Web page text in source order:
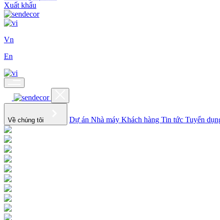
Xuất khẩu
Vn
En
Về chúng tôi Dự án Nhà máy Khách hàng Tin tức Tuyển